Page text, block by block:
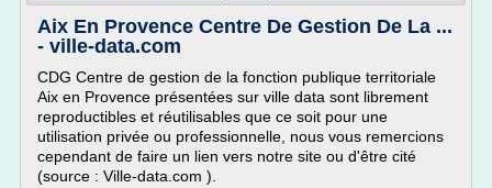
Aix En Provence Centre De Gestion De La ...
- ville-data.com
CDG Centre de gestion de la fonction publique territoriale
Aix en Provence présentées sur ville data sont librement
reproductibles et réutilisables que ce soit pour une
utilisation privée ou professionnelle, nous vous remercions
cependant de faire un lien vers notre site ou d'être cité
(source : Ville-data.com ).